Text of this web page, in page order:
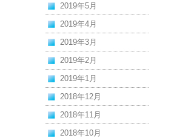
2019年5月
2019年4月
2019年3月
2019年2月
2019年1月
2018年12月
2018年11月
2018年10月